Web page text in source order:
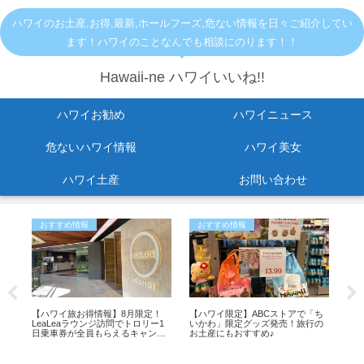
ハワイのお土産,お得,最新,ホールフーズ,危ない情報を日々ご紹介してい
ます！ハワイのことなんでも相談にのります！！
Hawaii-ne ハワイいいね!!
ハワイお勧め ハワイニュース
危ないハワイ情報 ハワイ美女
ハワイ土産 お問い合わせ
おすすめ情報
【ハワイ旅お得情報】8月限定！
LeaLeaラウンジ訪問でトロリー1
日乗車券が全員もらえるキャンペ
おすすめ情報
【ハワイ限定】ABCストアで「ち
いかわ」限定グッズ発売！旅行の
お土産にもおすすめ♪